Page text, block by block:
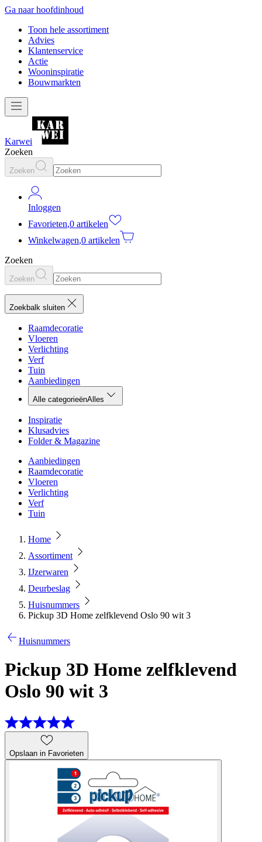
Ga naar hoofdinhoud
Toon hele assortiment
Advies
Klantenservice
Actie
Wooninspiratie
Bouwmarkten
Karwei
Zoeken
Zoeken
Inloggen
Favorieten,0 artikelen
Winkelwagen,0 artikelen
Zoeken
Zoeken
Zoekbalk sluiten
Raamdecoratie
Vloeren
Verlichting
Verf
Tuin
Aanbiedingen
Alle categorieënAlles
Inspiratie
Klusadvies
Folder & Magazine
Aanbiedingen
Raamdecoratie
Vloeren
Verlichting
Verf
Tuin
Home
Assortiment
IJzerwaren
Deurbeslag
Huisnummers
Pickup 3D Home zelfklevend Oslo 90 wit 3
Huisnummers
Pickup 3D Home zelfklevend
Oslo 90 wit 3
Opslaan in Favorieten